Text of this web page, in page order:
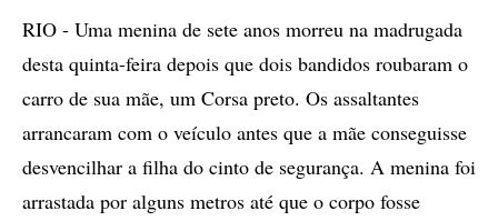
RIO - Uma menina de sete anos morreu na madrugada
desta quinta-feira depois que dois bandidos roubaram o
carro de sua mãe, um Corsa preto. Os assaltantes
arrancaram com o veículo antes que a mãe conseguisse
desvencilhar a filha do cinto de segurança. A menina foi
arrastada por alguns metros até que o corpo fosse